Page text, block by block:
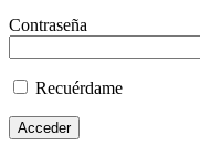
Contraseña
Recuérdame